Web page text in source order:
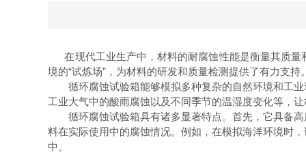
在现代工业生产中，材料的耐腐蚀性能是衡量其质量
境的“试炼场”，为材料的研发和质量检测提供了有力支持
循环腐蚀试验箱能够模拟多种复杂的自然环境和工业
工业大气中的酸雨腐蚀以及不同季节的温湿度变化等，
循环腐蚀试验箱具有诸多显著特点。首先，它具备高
料在实际使用中的腐蚀情况。例如，在模拟海洋环境时
中。